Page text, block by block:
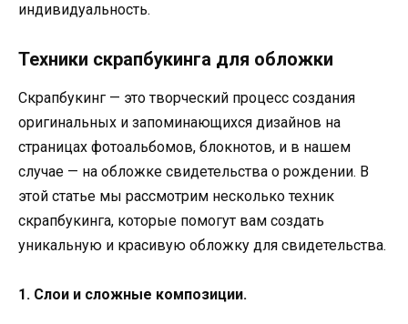
индивидуальность.
Техники скрапбукинга для обложки
Скрапбукинг — это творческий процесс создания
оригинальных и запоминающихся дизайнов на
страницах фотоальбомов, блокнотов, и в нашем
случае — на обложке свидетельства о рождении. В
этой статье мы рассмотрим несколько техник
скрапбукинга, которые помогут вам создать
уникальную и красивую обложку для свидетельства.
1. Слои и сложные композиции.